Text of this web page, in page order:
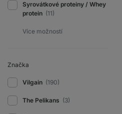
Syrovátkové proteiny / Whey
protein (11)
Značka
Vilgain (190)
The Pelikans (3)